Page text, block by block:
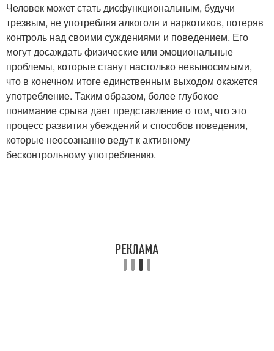
Человек может стать дисфункциональным, будучи
трезвым, не употребляя алкоголя и наркотиков, потеряв
контроль над своими суждениями и поведением. Его
могут досаждать физические или эмоциональные
проблемы, которые станут настолько невыносимыми,
что в конечном итоге единственным выходом окажется
употребление. Таким образом, более глубокое
понимание срыва дает представление о том, что это
процесс развития убеждений и способов поведения,
которые неосознанно ведут к активному
бесконтрольному употреблению.